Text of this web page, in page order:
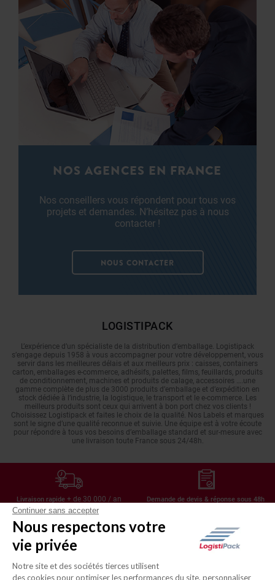
NOS AGENCES EN FRANCE
Nos conseillers vous répondent pour tous vos
projets et demandes. N’hésitez pas à nous
contacter !
NOUS CONTACTER
LOGISTIPACK
L’expérience d’un spécialiste de la distribution d’emballage. Logistipack
s’engage depuis 1958 à vous accompagner pour votre développement, vous
servir dans les meilleures délais et aux meilleurs prix : caisses, containers
carton, emballages e-commerce, adhésifs, palettes, films, feuillards, produits
de conditionnement, machines et produits de calage, accessoires ….une
gamme complète de plus de 3000 produits d’emballage et d’expédition en
stock dédiée à l’industrie, la logistique, le transport et le e-commerce. Les
meilleurs produits sont ceux qui arrivent à bon port chez vos clients !
Choisissez Logistipack et faites le choix de la qualité. Nos Labels et marques
sont le signe d’une qualité reconnue et suivie. Une équipe est à votre écoute
pour répondre à tous vos besoins d’emballage standard et sur-mesure avec
une livraison toute France sous 24/48h.
Livraison rapide + de 30 000 / an Demande de devis & réponse sous 48h
Achat express par référence produit Vos achats habituels dans votre compte
Continuer sans accepter
Nous respectons votre
vie privée
Notre site et des sociétés tierces utilisent
des cookies pour optimiser les performances du site, personnaliser